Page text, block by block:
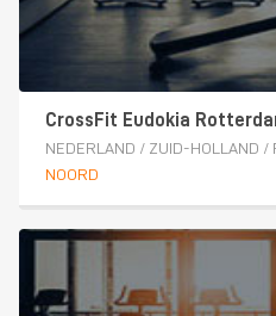
CrossFit Eudokia
NEDERLAND / ZUID-HOLLAND /
NOORD